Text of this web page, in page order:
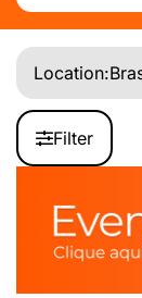
Location:
Filter